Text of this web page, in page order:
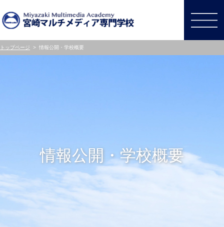
トップページ > 情報公開・学校概要
情報公開・学校概要